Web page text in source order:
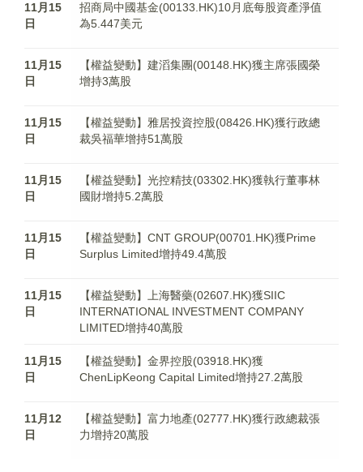
11月15
日
招商局中國基金(00133.HK)10月底每股資產淨值
為5.447美元
11月15
日
【權益變動】建滔集團(00148.HK)獲主席張國榮
增持3萬股
11月15
日
【權益變動】雅居投資控股(08426.HK)獲行政總
裁吳福華增持51萬股
11月15
日
【權益變動】光控精技(03302.HK)獲執行董事林
國財增持5.2萬股
11月15
日
【權益變動】CNT GROUP(00701.HK)獲Prime
Surplus Limited增持49.4萬股
11月15
日
【權益變動】上海醫藥(02607.HK)獲SIIC
INTERNATIONAL INVESTMENT COMPANY
LIMITED增持40萬股
11月15
日
【權益變動】金界控股(03918.HK)獲
ChenLipKeong Capital Limited增持27.2萬股
11月12
日
【權益變動】富力地產(02777.HK)獲行政總裁張
力增持20萬股